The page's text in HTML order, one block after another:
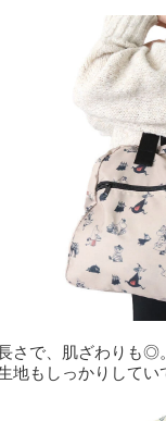
さで、肌ざわりも
地もしっかりして